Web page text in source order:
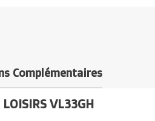
Complémentaires
VL33GH